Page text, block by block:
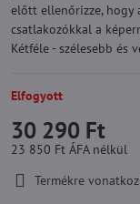
előtt ellenőrizze, hogy
csatlakozókkal a
Kétféle - szélesebb és
Elfogyott
30 290 Ft
23 850 Ft ÁFA nélkül
Termékre